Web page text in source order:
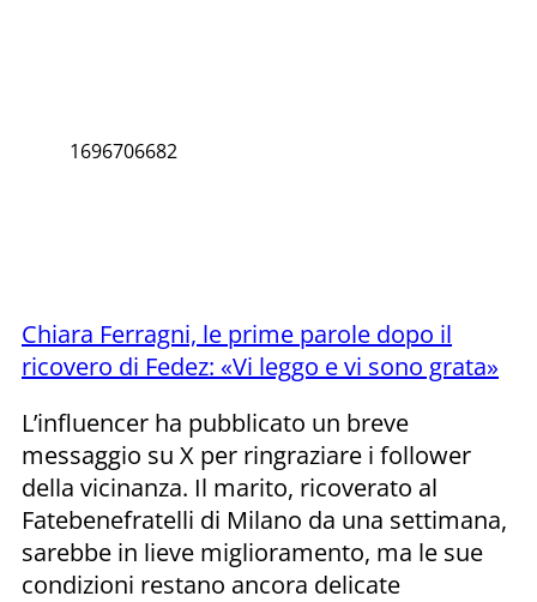
1696706682
Chiara Ferragni, le prime parole dopo il
ricovero di Fedez: «Vi leggo e vi sono grata»
L’influencer ha pubblicato un breve
messaggio su X per ringraziare i follower
della vicinanza. Il marito, ricoverato al
Fatebenefratelli di Milano da una settimana,
sarebbe in lieve miglioramento, ma le sue
condizioni restano ancora delicate